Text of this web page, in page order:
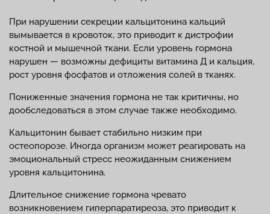
При нарушении секреции кальцитонина кальций
вымывается в кровоток, это приводит к дистрофии
костной и мышечной ткани. Если уровень гормона
нарушен — возможны дефициты витамина Д и кальция,
рост уровня фосфатов и отложения солей в тканях.
Пониженные значения гормона не так критичны, но
дообследоваться в этом случае также необходимо.
Кальцитонин бывает стабильно низким при
остеопорозе. Иногда организм может реагировать на
эмоциональный стресс неожиданным снижением
уровня кальцитонина.
Длительное снижение гормона чревато
возникновением гиперпаратиреоза, это приводит к